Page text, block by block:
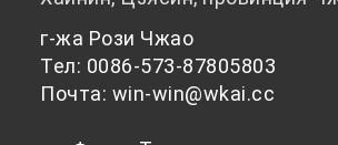
политика конфиденциальности
г-жа Рози Чжао
Тел: 0086-573-87805803
Почта: win-win@wkai.cc